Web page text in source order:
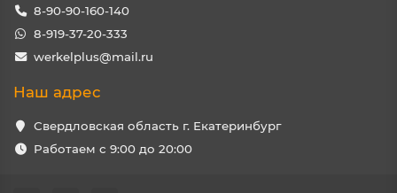
8-90-90-160-140
8-919-37-20-333
werkelplus@mail.ru
Наш адрес
Свердловская область г. Екатеринбург
Работаем с 9:00 до 20:00